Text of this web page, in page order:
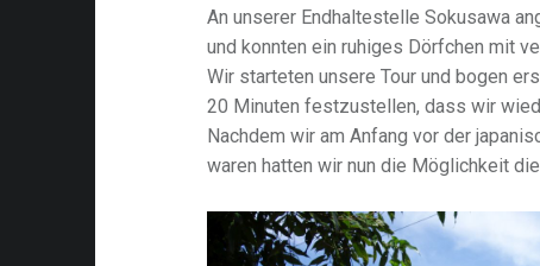
An unserer Endhaltestelle Sokusawa
und konnten ein ruhiges Dörfchen mit
Wir starteten unsere Tour und bogen
20 Minuten festzustellen, dass wir
Nachdem wir am Anfang vor der
waren hatten wir nun die Möglichkeit